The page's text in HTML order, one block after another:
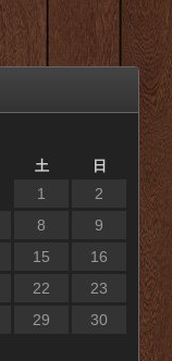
土 日
1
2
8
9
15
16
22
23
29
30